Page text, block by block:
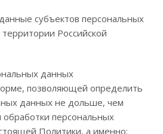
субъектов персональных
Российской
данных
позволяющей определить
данных не дольше, чем
персональных
Политики, а именно: